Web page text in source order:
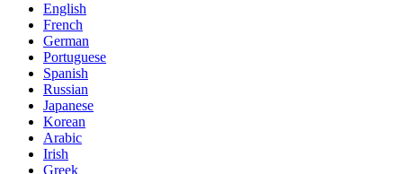
English
French
German
Portuguese
Spanish
Russian
Japanese
Korean
Arabic
Irish
Greek